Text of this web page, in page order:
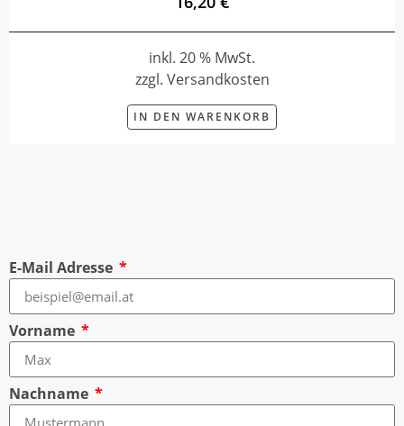
inkl. 20 % MwSt.
zzgl. Versandkosten
IN DEN WARENKORB
E-Mail Adresse
Vorname
Nachname